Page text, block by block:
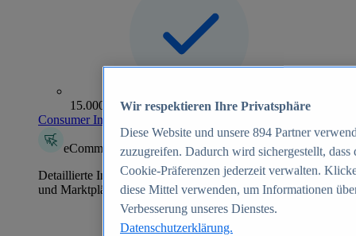
15.000+ Marken
Consumer Insights entdecken
eCommerce Insights
Detaillierte Informationen zu mehr als 39.000 Online-Shops
und Marktplätzen
Wir respektieren Ihre Privatsphäre
Diese Website und unsere 894 Partner
zuzugreifen. Dadurch wird sichergestellt,
Cookie-Präferenzen jederzeit verwalten.
diese Mittel verwenden, um Informationen
Verbesserung unseres Dienstes.
Datenschutzerklärung.